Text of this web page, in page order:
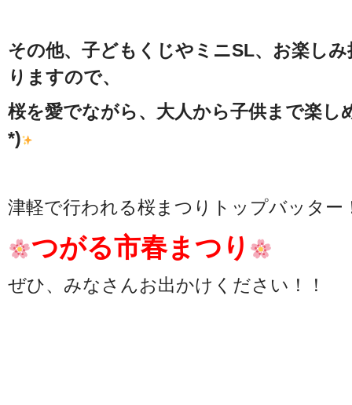
その他、子どもくじやミニSL、お楽し
りますので、
桜を愛でながら、大人から子供まで楽し
*)
津軽で行われる桜まつりトップバッター
つがる市春まつり
ぜひ、みなさんお出かけください！！